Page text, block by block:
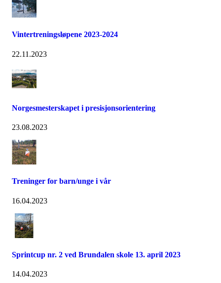
Vintertreningsløpene 2023-2024
22.11.2023
Norgesmesterskapet i presisjonsorientering
23.08.2023
Treninger for barn/unge i vår
16.04.2023
Sprintcup nr. 2 ved Brundalen skole 13. april 2023
14.04.2023